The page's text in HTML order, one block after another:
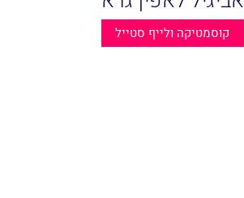
קוסמטיקה ולייף סטייל